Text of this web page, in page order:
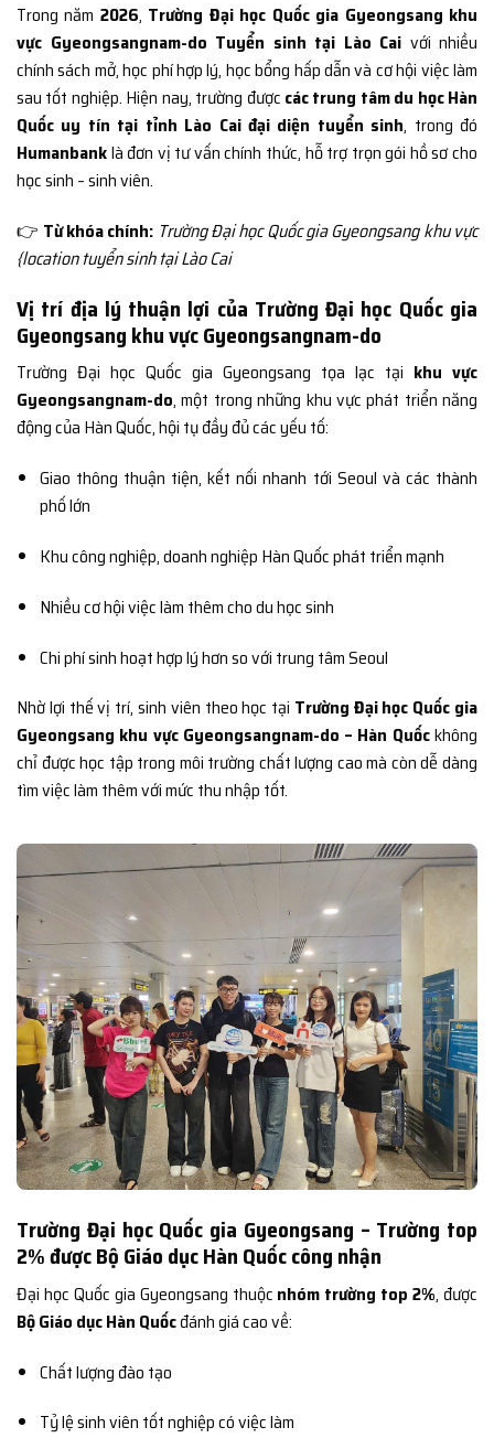
Trong năm 2026, Trường Đại học Quốc gia Gyeongsang khu
vực Gyeongsangnam-do Tuyển sinh tại Lào Cai với nhiều
chính sách mở, học phí hợp lý, học bổng hấp dẫn và cơ hội việc làm
sau tốt nghiệp. Hiện nay, trường được các trung tâm du học Hàn
Quốc uy tín tại tỉnh Lào Cai đại diện tuyển sinh, trong đó
Humanbanklà đơn vị tư vấn chính thức, hỗ trợ trọn gói hồ sơ cho
học sinh – sinh viên.
👉 Từ khóa chính: Trường Đại học Quốc gia Gyeongsang khu vực
{location tuyển sinh tại Lào Cai
Vị trí địa lý thuận lợi của Trường Đại học Quốc gia
Gyeongsang khu vực Gyeongsangnam-do
Trường Đại học Quốc gia Gyeongsang tọa lạc tại khu vực
Gyeongsangnam-do, một trong những khu vực phát triển năng
động của Hàn Quốc, hội tụ đầy đủ các yếu tố:
Giao thông thuận tiện, kết nối nhanh tới Seoul và các thành
phố lớn
Khu công nghiệp, doanh nghiệp Hàn Quốc phát triển mạnh
Nhiều cơ hội việc làm thêm cho du học sinh
Chi phí sinh hoạt hợp lý hơn so với trung tâm Seoul
Nhờ lợi thế vị trí, sinh viên theo học tại Trường Đại học Quốc gia
Gyeongsang khu vực Gyeongsangnam-do – Hàn Quốckhông
chỉ được học tập trong môi trường chất lượng cao mà còn dễ dàng
tìm việc làm thêm với mức thu nhập tốt.
Trường Đại học Quốc gia Gyeongsang – Trường top
2% được Bộ Giáo dục Hàn Quốc công nhận
Đại học Quốc gia Gyeongsang thuộc nhóm trường top 2%, được
Bộ Giáo dục Hàn Quốcđánh giá cao về:
Chất lượng đào tạo
Tỷ lệ sinh viên tốt nghiệp có việc làm